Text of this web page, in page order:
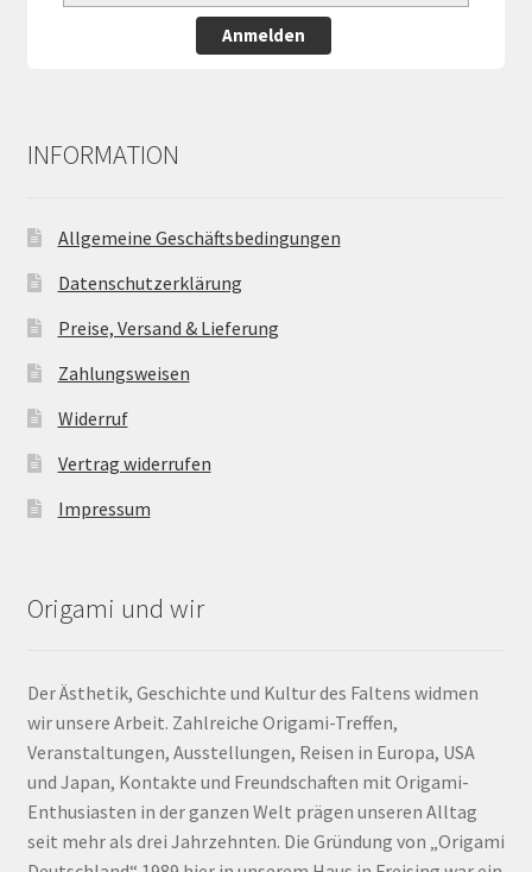
Anmelden
INFORMATION
Allgemeine Geschäftsbedingungen
Datenschutzerklärung
Preise, Versand & Lieferung
Zahlungsweisen
Widerruf
Vertrag widerrufen
Impressum
Origami und wir
Der Ästhetik, Geschichte und Kultur des Faltens widmen
wir unsere Arbeit. Zahlreiche Origami-Treffen,
Veranstaltungen, Ausstellungen, Reisen in Europa, USA
und Japan, Kontakte und Freundschaften mit Origami-
Enthusiasten in der ganzen Welt prägen unseren Alltag
seit mehr als drei Jahrzehnten. Die Gründung von „Origami